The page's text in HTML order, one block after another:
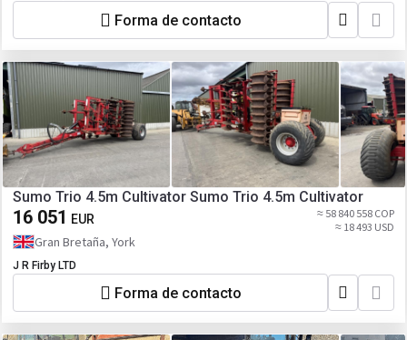
Forma de contacto
Sumo Trio 4.5m Cultivator Sumo Trio 4.5m Cultivator
16 051 EUR
≈ 58 840 558 COP
≈ 18 493 USD
Gran Bretaña, York
J R Firby LTD
Forma de contacto